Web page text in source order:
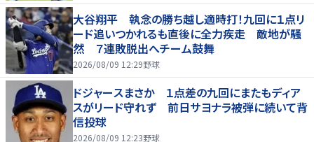
大谷翔平 執念の勝ち越し適時打！九回に１点リ
ード追いつかれるも直後に全力疾走 敵地が騒
然 ７連敗脱出へチーム鼓舞
2026/08/09 12:29野球
ドジャースまさか １点差の九回にまたもディア
スがリード守れず 前日サヨナラ被弾に続いて背
信投球
2026/08/09 12:23野球